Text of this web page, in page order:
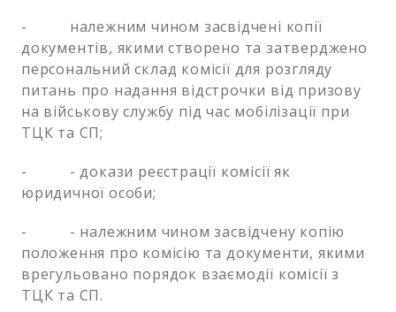
- належним чином засвідчені копії
документів, якими створено та затверджено
персональний склад комісії для розгляду
питань про надання відстрочки від призову
на військову службу під час мобілізації при
ТЦК та СП;
- - докази реєстрації комісії як
юридичної особи;
- - належним чином засвідчену копію
положення про комісію та документи, якими
врегульовано порядок взаємодії комісії з
ТЦК та СП.